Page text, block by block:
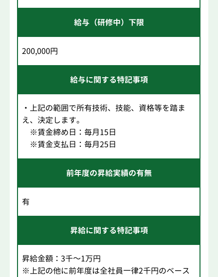
給与（研修中）下限
200,000円
給与に関する特記事項
・上記の範囲で所有技術、技能、資格等を踏ま
え、決定します。
※賃金締め日：毎月15日
※賃金支払日：毎月25日
前年度の昇給実績の有無
有
昇給に関する特記事項
昇給金額：3千～1万円
※上記の他に前年度は全社員一律2千円のベース